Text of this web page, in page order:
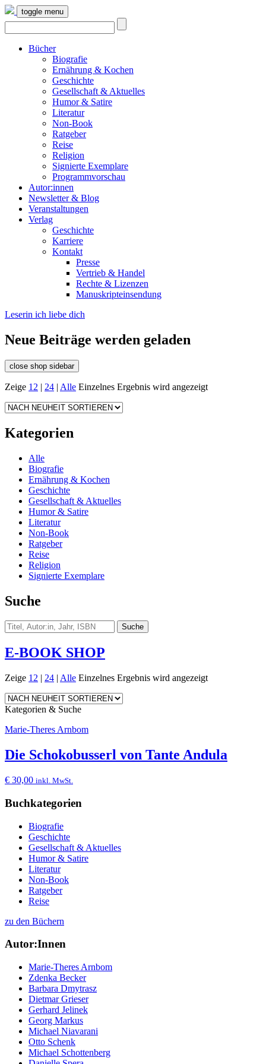
toggle menu
Bücher
Biografie
Ernährung & Kochen
Geschichte
Gesellschaft & Aktuelles
Humor & Satire
Literatur
Non-Book
Ratgeber
Reise
Religion
Signierte Exemplare
Programmvorschau
Autor:innen
Newsletter & Blog
Veranstaltungen
Verlag
Geschichte
Karriere
Kontakt
Presse
Vertrieb & Handel
Rechte & Lizenzen
Manuskripteinsendung
Leserin ich liebe dich
Neue Beiträge werden geladen
close shop sidebar
Zeige 12 | 24 | Alle Einzelnes Ergebnis wird angezeigt
Kategorien
Alle
Biografie
Ernährung & Kochen
Geschichte
Gesellschaft & Aktuelles
Humor & Satire
Literatur
Non-Book
Ratgeber
Reise
Religion
Signierte Exemplare
Suche
E-BOOK SHOP
Zeige 12 | 24 | Alle Einzelnes Ergebnis wird angezeigt
Kategorien & Suche
Marie-Theres Arnbom
Die Schokobusserl von Tante Andula
€ 30,00 inkl. MwSt.
Buchkategorien
Biografie
Geschichte
Gesellschaft & Aktuelles
Humor & Satire
Literatur
Non-Book
Ratgeber
Reise
zu den Büchern
Autor:Innen
Marie-Theres Arnbom
Zdenka Becker
Barbara Dmytrasz
Dietmar Grieser
Gerhard Jelinek
Georg Markus
Michael Niavarani
Otto Schenk
Michael Schottenberg